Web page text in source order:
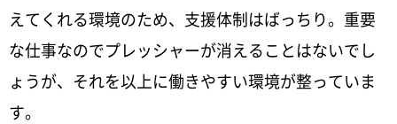
えてくれる環境のため、支援体制はばっちり。重要
な仕事なのでプレッシャーが消えることはないでし
ょうが、それを以上に働きやすい環境が整っていま
す。